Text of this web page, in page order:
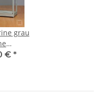
grau
€ *